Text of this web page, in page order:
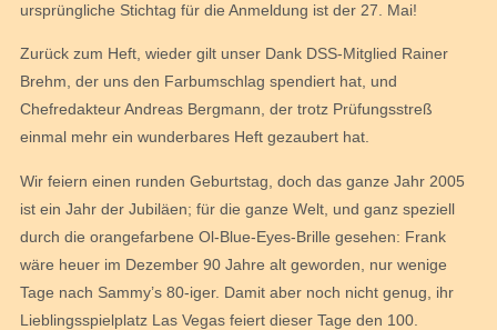
ursprüngliche Stichtag für die Anmeldung ist der 27. Mai!
Zurück zum Heft, wieder gilt unser Dank DSS-Mitglied Rainer
Brehm, der uns den Farbumschlag spendiert hat, und
Chefredakteur Andreas Bergmann, der trotz Prüfungsstreß
einmal mehr ein wunderbares Heft gezaubert hat.
Wir feiern einen runden Geburtstag, doch das ganze Jahr 2005
ist ein Jahr der Jubiläen; für die ganze Welt, und ganz speziell
durch die orangefarbene Ol-Blue-Eyes-Brille gesehen: Frank
wäre heuer im Dezember 90 Jahre alt geworden, nur wenige
Tage nach Sammy’s 80-iger. Damit aber noch nicht genug, ihr
Lieblingsspielplatz Las Vegas feiert dieser Tage den 100.